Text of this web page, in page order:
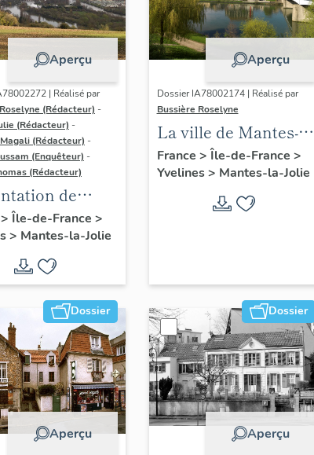
Aperçu
| Réalisé par
(Rédacteur) -
(Rédacteur) -
(Rédacteur) -
(Enquêteur) -
(Rédacteur)
de
> Île-de-France >
> Mantes-la-Jolie
Aperçu
Dossier IA78002174 | Réalisé par
Bussière Roselyne
La ville de Mantes-la-
Jolie
France > Île-de-France >
Yvelines> Mantes-la-Jolie
Dossier
Aperçu
Dossier
Aperçu